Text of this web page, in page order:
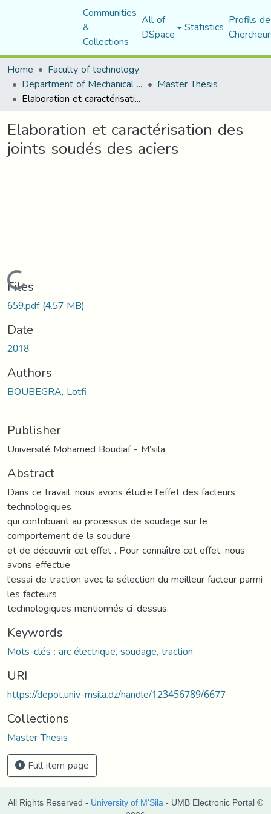
Communities
&
Collections
All of
DSpace Statistics Profils
Home
Faculty of technology
Department of Mechanical Engineering Master Thesis
Elaboration et caractérisation des joints soudés des aciers
Elaboration et caractérisation des
joints soudés des aciers
Loading...
Files
659.pdf(4.57 MB)
Date
2018
Authors
BOUBEGRA, Lotfi
Publisher
Université Mohamed Boudiaf - M’sila
Abstract
Dans ce travail, nous avons étudie l'effet des facteurs
technologiques
qui contribuant au processus de soudage sur le
comportement de la soudure
et de découvrir cet effet . Pour connaître cet effet, nous
avons effectue
l'essai de traction avec la sélection du meilleur facteur parmi
les facteurs
technologiques mentionnés ci-dessus.
Keywords
Mots-clés : arc électrique, soudage, traction
URI
https://depot.univ-msila.dz/handle/123456789/6677
Collections
Master Thesis
Full item page
All Rights Reserved - University of M'Sila - UMB Electronic Portal ©